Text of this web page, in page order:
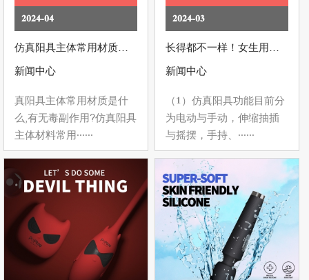
2024-04
新闻中心
真阳具主体常用材质是什
么,有无毒副作用?仿真阳具
主体材料常用......
2024-03
新闻中心
（1）仿真阳具功能目前分
为电动与手动，伸缩抽插
与摇摆，手持、......